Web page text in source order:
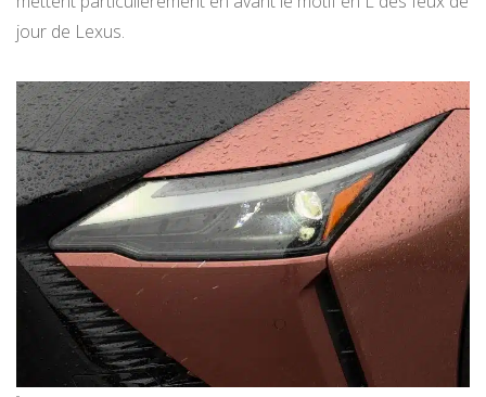
jour de Lexus.